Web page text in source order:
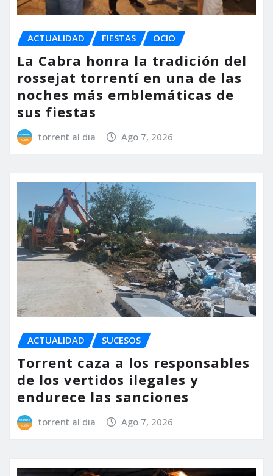
ACTUALIDAD FIESTAS OCIO
La Cabra honra la tradición del
rossejat torrentí en una de las
noches más emblemáticas de
sus fiestas
torrent al dia Ago 7, 2026
ACTUALIDAD SUCESOS
Torrent caza a los responsables
de los vertidos ilegales y
endurece las sanciones
torrent al dia Ago 7, 2026